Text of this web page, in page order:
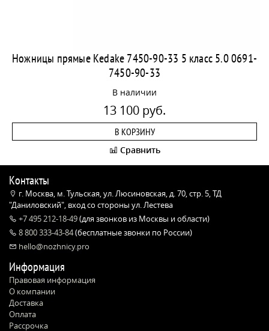
Ножницы прямые Kedake 7450-90-33 5 класс 5.0 0691-
7450-90-33
В наличии
13 100 руб.
В КОРЗИНУ
Сравнить
Контакты
г. Москва, м. Тульская, ул. Люсиновская, д. 70, стр. 5, ТД
"Даниловский", вход со стороны ул. Лестева
+7 495 212-18-49(для звонков из Москвы и области)
8 800 333-43-84(бесплатные звонки по России)
hello@nozhnicy.pro
Информация
Правовая информация
О компании
Доставка
Оплата
Рассрочка